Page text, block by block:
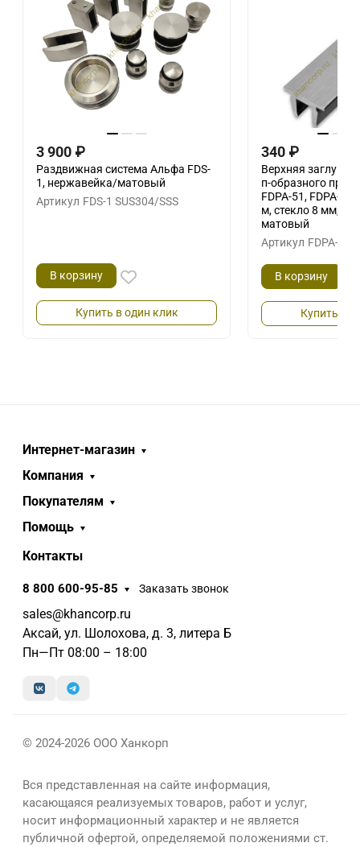
3 900 ₽
Раздвижная система Альфа FDS-
1, нержавейка/матовый
Артикул FDS-1 SUS304/SSS
В корзину
Купить в один клик
340 ₽
Верхняя
п-образного
FDPA-51, FDPA-
м, стекло 8 мм,
матовый
Артикул FDPA-
В корзину
Купить в
Интернет-магазин
Компания
Покупателям
Помощь
Контакты
8 800 600-95-85 Заказать звонок
sales@khancorp.ru
Аксай, ул. Шолохова, д. 3, литера Б
Пн—Пт 08:00 – 18:00
© 2024-2026 ООО Ханкорп
Вся представленная на сайте информация,
касающаяся реализуемых товаров, работ и услуг,
носит информационный характер и не является
публичной офертой, определяемой положениями ст.